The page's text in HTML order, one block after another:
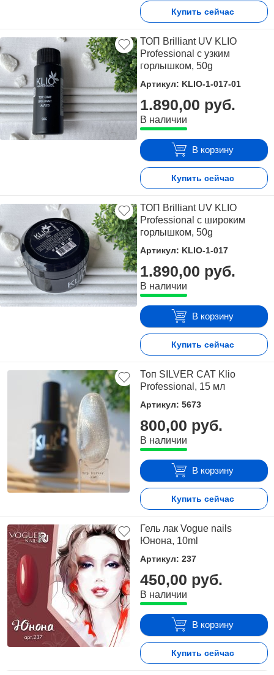
Купить сейчас
ТОП Brilliant UV KLIO
Professional с узким
горлышком, 50g
Артикул: KLIO-1-017-01
1.890,00 руб.
В наличии
В корзину
Купить сейчас
ТОП Brilliant UV KLIO
Professional с широким
горлышком, 50g
Артикул: KLIO-1-017
1.890,00 руб.
В наличии
В корзину
Купить сейчас
Топ SILVER CAT Klio
Professional, 15 мл
Артикул: 5673
800,00 руб.
В наличии
В корзину
Купить сейчас
Гель лак Vogue nails
Юнона, 10ml
Артикул: 237
450,00 руб.
В наличии
В корзину
Купить сейчас